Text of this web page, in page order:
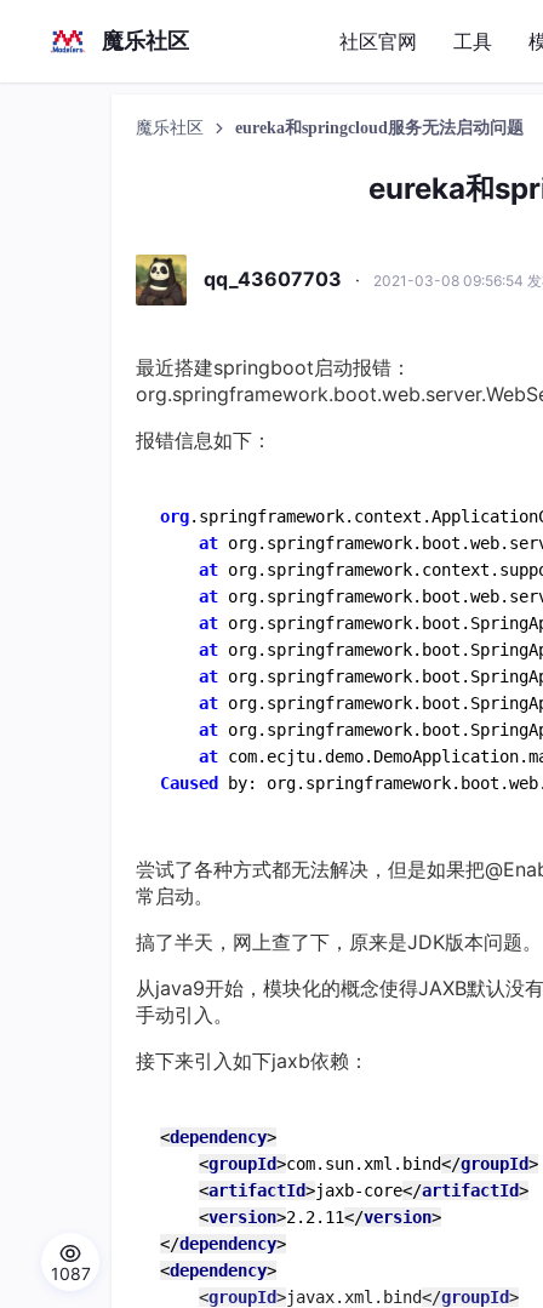
魔乐社区 社区官网 工具
魔乐社区 eureka和springcloud服务无法启动问题
eureka和
qq_43607703 · 2021-03-08 09:56:54
最近搭建springboot启动报错：
报错信息如下：
org
at
at
at
at
at
at
at
at
at
Caused
尝试了各种方式都无法解决，但是如果把
常启动。
搞了半天，网上查了下，原来是JDK版本问题。
从java9开始，模块化的概念使得JAXB默认没
手动引入。
接下来引入如下jaxb依赖：
<dependency>
<groupId>com.sun.xml.bind</groupId>
<artifactId>jaxb-core</artifactId>
<version>2.2.11</version>
</dependency>
<dependency>
<groupId>javax.xml.bind</groupId>
1087